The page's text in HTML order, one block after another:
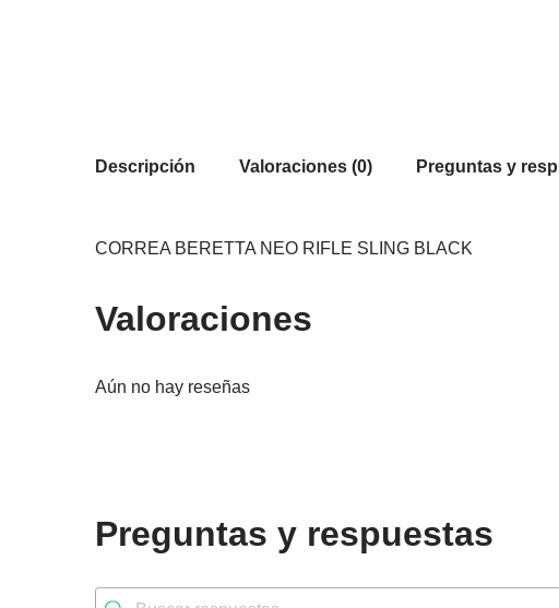
Descripción Valoraciones (0) Preguntas y
CORREA BERETTA NEO RIFLE SLING BLACK
Valoraciones
Aún no hay reseñas
Preguntas y respuestas